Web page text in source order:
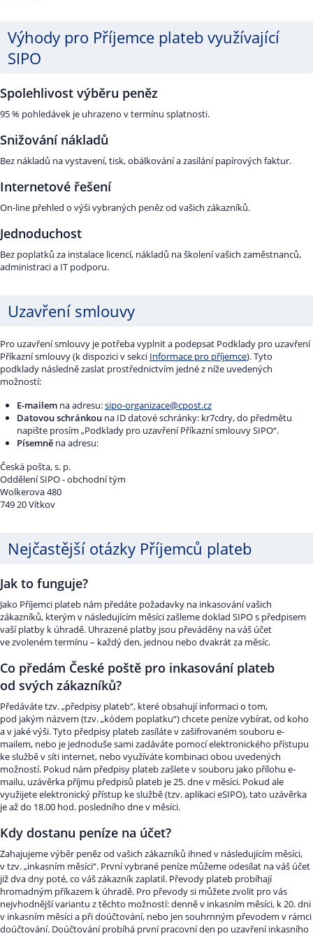
Výhody pro Příjemce plateb využívající
SIPO
Spolehlivost výběru peněz
95 % pohledávek je uhrazeno v termínu splatnosti.
Snižování nákladů
Bez nákladů na vystavení, tisk, obálkování a zasílání papírových faktur.
Internetové řešení
On-line přehled o výši vybraných peněz od vašich zákazníků.
Jednoduchost
Bez poplatků za instalace licencí, nákladů na školení vašich zaměstnanců,
administraci a IT podporu.
Uzavření smlouvy
Pro uzavření smlouvy je potřeba vyplnit a podepsat Podklady pro uzavření
Příkazní smlouvy (k dispozici v sekci Informace pro příjemce). Tyto
podklady následně zaslat prostřednictvím jedné z níže uvedených
možností:
E-mailem na adresu:sipo-organizace@cpost.cz
Datovou schránkou na ID datové schránky: kr7cdry, do předmětu
napište prosím „Podklady pro uzavření Příkazní smlouvy SIPO“.
Písemně na adresu:
Česká pošta, s. p.
Oddělení SIPO - obchodní tým
Wolkerova 480
749 20 Vítkov
Nejčastější otázky Příjemců plateb
Jak to funguje?
Jako Příjemci plateb nám předáte požadavky na inkasování vašich
zákazníků, kterým v následujícím měsíci zašleme doklad SIPO s předpisem
vaší platby k úhradě. Uhrazené platby jsou převáděny na váš účet
ve zvoleném termínu – každý den, jednou nebo dvakrát za měsíc.
Co předám České poště pro inkasování plateb
od svých zákazníků?
Předáváte tzv. „předpisy plateb“, které obsahují informaci o tom,
pod jakým názvem (tzv. „kódem poplatku“) chcete peníze vybírat, od koho
a v jaké výši. Tyto předpisy plateb zasíláte v zašifrovaném souboru e-
mailem, nebo je jednoduše sami zadáváte pomocí elektronického přístupu
ke službě v síti internet, nebo využíváte kombinaci obou uvedených
možností. Pokud nám předpisy plateb zašlete v souboru jako přílohu e-
mailu, uzávěrka příjmu předpisů plateb je 25. dne v měsíci. Pokud ale
využijete elektronický přístup ke službě (tzv. aplikaci eSIPO), tato uzávěrka
je až do 18.00 hod. posledního dne v měsíci.
Kdy dostanu peníze na účet?
Zahajujeme výběr peněz od vašich zákazníků ihned v následujícím měsíci,
v tzv. „inkasním měsíci“. První vybrané peníze můžeme odesílat na váš účet
již dva dny poté, co váš zákazník zaplatil. Převody plateb probíhají
hromadným příkazem k úhradě. Pro převody si můžete zvolit pro vás
nejvhodnější variantu z těchto možností: denně v inkasním měsíci, k 20. dni
v inkasním měsíci a při doúčtování, nebo jen souhrnným převodem v rámci
doúčtování. Doúčtování probíhá první pracovní den po uzavření inkasního